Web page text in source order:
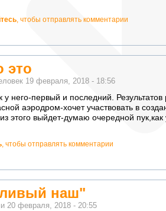
, чтобы отправлять комментарии
это
19 февраля, 2018 - 18:56
у него-первый и последний.
аэродром-хочет участвовать в
выйдет-думаю очередной пук,как
, чтобы отправлять комментарии
наш"
20 февраля, 2018 - 20:55